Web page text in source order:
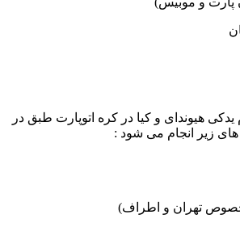
هیوندای و کیا در کره اتوپارت طبق در
زیر انجام می شود :
تهران و اطراف)